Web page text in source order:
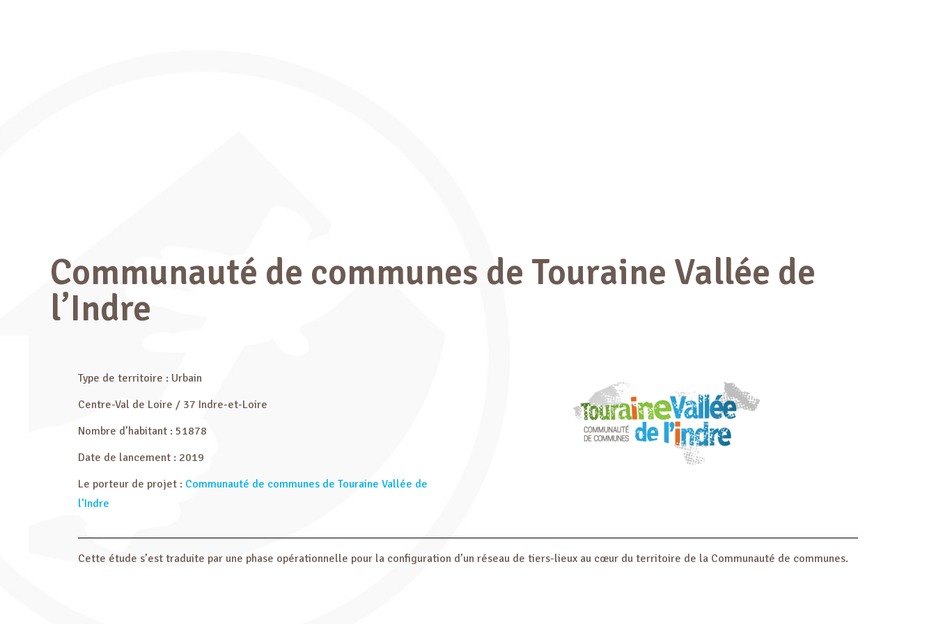
Communauté de communes de Touraine Vallée de
l’Indre
Type de territoire : Urbain
Centre-Val de Loire / 37 Indre-et-Loire
Nombre d’habitant : 51878
Date de lancement : 2019
Le porteur de projet : Communauté de communes de Touraine Vallée de
l’Indre
Cette étude s’est traduite par une phase opérationnelle pour la configuration d’un réseau de tiers-lieux au cœur du territoire de la Communauté de communes.